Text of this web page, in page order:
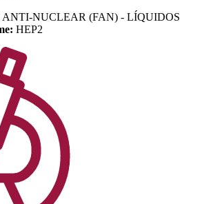
ANTI-NUCLEAR (FAN) - LÍQUIDOS
HEP2